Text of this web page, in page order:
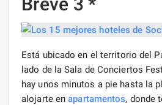
Está ubicado en el territorio del
lado de la Sala de Conciertos
hay unos minutos a pie hasta la
alojarte enapartamentos, donde